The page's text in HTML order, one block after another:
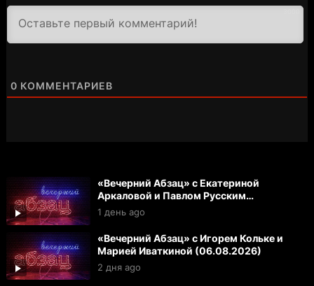
0 КОММЕНТАРИЕВ
«Вечерний Абзац» с Екатериной
Аркаловой и Павлом Русским
(07.08.2026)
1 день ago
«Вечерний Абзац» с Игорем Кольке и
Марией Иваткиной (06.08.2026)
2 дня ago